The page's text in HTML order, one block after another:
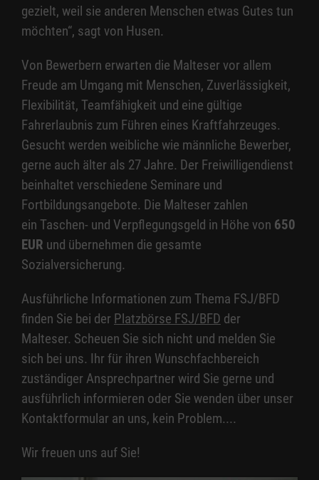
gezielt, weil sie anderen Menschen etwas Gutes tun
möchten“, sagt von Husen.
Von Bewerbern erwarten die Malteser vor allem
Freude am Umgang mit Menschen, Zuverlässigkeit,
Flexibilität, Teamfähigkeit und eine gültige
Fahrerlaubnis zum Führen eines Kraftfahrzeuges.
Gesucht werden weibliche wie männliche Bewerber,
gerne auch älter als 27 Jahre. Der Freiwilligendienst
beinhaltet verschiedene Seminare und
Fortbildungsangebote. Die Malteser zahlen
ein Taschen- und Verpflegungsgeld in Höhe von 650
EUR und übernehmen die gesamte
Sozialversicherung.
Ausführliche Informationen zum Thema FSJ/BFD
finden Sie bei der Platzbörse FSJ/BFD der
Malteser. Scheuen Sie sich nicht und melden Sie
sich bei uns. Ihr für ihren Wunschfachbereich
zuständiger Ansprechpartner wird Sie gerne und
ausführlich informieren oder Sie wenden über unser
Kontaktformular an uns, kein Problem....
Wir freuen uns auf Sie!